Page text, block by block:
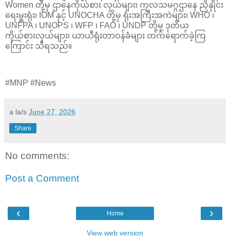
Women တို့မှ ဌာနေကိုယ်စား လှယ်များ၊ ကုလသမဂ္ဂဌာနေ ညှိနှိုင်း
ရေးမှူးရုံး၊ IOM နှင့် UNOCHA တို့မှ ရုံးအကြီးအကဲများ၊ WHO ၊
UNFPA ၊ UNOPS ၊ WFP ၊ FAO ၊ UNDP တို့မှ ဒုတိယ
ကိုယ်စားလှယ်များ၊ ယာယီရုံးတာဝန်ခံများ တက်ရောက်ခဲ့ကြ
ကြောင်း သိရသည်။
#MNP #News
a la/s June 27, 2026
Share
No comments:
Post a Comment
‹ ›
Home
View web version